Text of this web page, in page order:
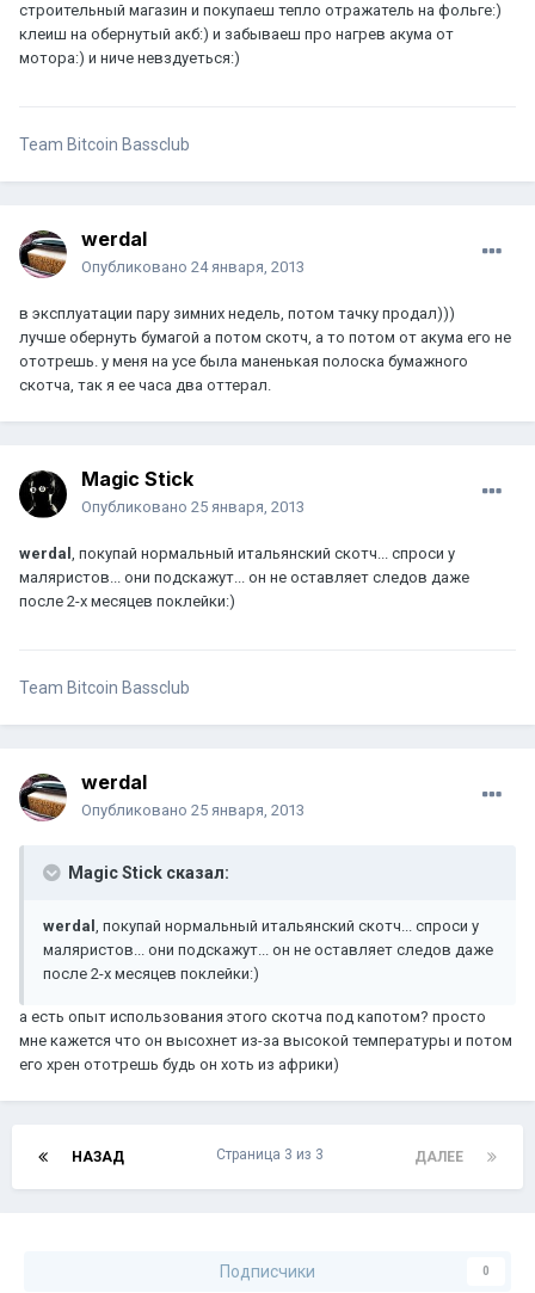
строительный магазин и покупаеш тепло отражатель на фольге:)
клеиш на обернутый акб:) и забываеш про нагрев акума от
мотора:) и ниче невздуеться:)
Team Bitcoin Bassclub
werdal
Опубликовано 24 января, 2013
в эксплуатации пару зимних недель, потом тачку продал)))
лучше обернуть бумагой а потом скотч, а то потом от акума его не
ототрешь. у меня на усе была маненькая полоска бумажного
скотча, так я ее часа два оттерал.
Magic Stick
Опубликовано 25 января, 2013
werdal , покупай нормальный итальянский скотч... спроси у
маляристов... они подскажут... он не оставляет следов даже
после 2-х месяцев поклейки:)
Team Bitcoin Bassclub
werdal
Опубликовано 25 января, 2013
Magic Stick сказал:
werdal , покупай нормальный итальянский скотч... спроси у
маляристов... они подскажут... он не оставляет следов даже
после 2-х месяцев поклейки:)
а есть опыт использования этого скотча под капотом? просто
мне кажется что он высохнет из-за высокой температуры и потом
его хрен ототрешь будь он хоть из африки)
НАЗАД ДАЛЕЕ
Страница 3 из 3
Подписчики 0